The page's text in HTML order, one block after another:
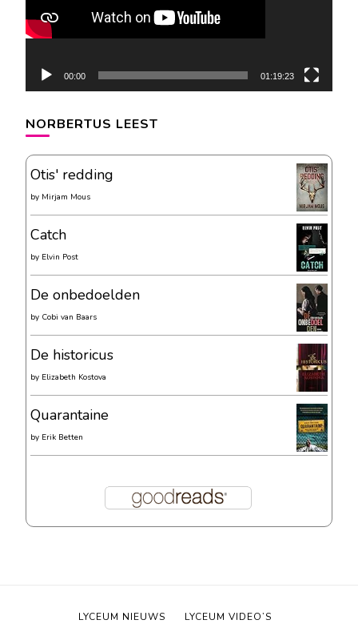
00:00 01:19:23
NORBERTUS LEEST
Otis' redding
by Mirjam Mous
Catch
by Elvin Post
De onbedoelden
by Cobi van Baars
De historicus
by Elizabeth Kostova
Quarantaine
by Erik Betten
LYCEUM NIEUWS
LYCEUM VIDEO’S